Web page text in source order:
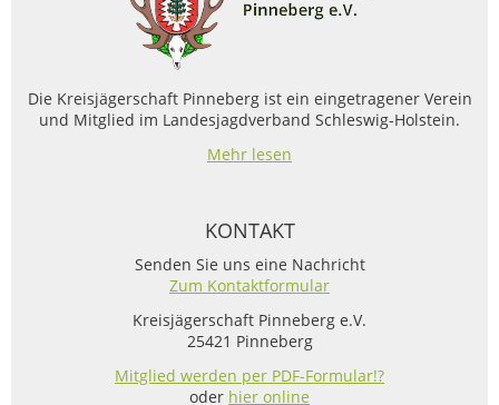
Die Kreisjägerschaft Pinneberg ist ein eingetragener Verein
und Mitglied im Landesjagdverband Schleswig-Holstein.
Mehr lesen
KONTAKT
Senden Sie uns eine Nachricht
Zum Kontaktformular
Kreisjägerschaft Pinneberg e.V.
25421 Pinneberg
Mitglied werden per PDF-Formular!?
oder hier online